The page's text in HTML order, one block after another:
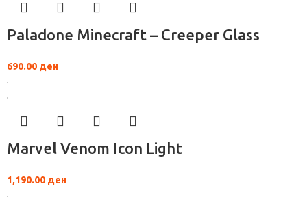
Paladone Minecraft – Creeper Glass
690.00 ден
Marvel Venom Icon Light
1,190.00 ден